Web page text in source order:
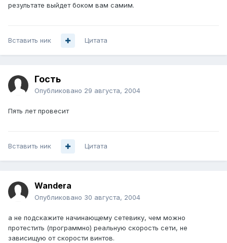
результате выйдет боком вам самим.
Вставить ник Цитата
Гость
Опубликовано 29 августа, 2004
Пять лет провесит
Вставить ник Цитата
Wandera
Опубликовано 30 августа, 2004
а не подскажите начинающему сетевику, чем можно
протестить (программно) реальную скорость сети, не
зависищую от скорости винтов.